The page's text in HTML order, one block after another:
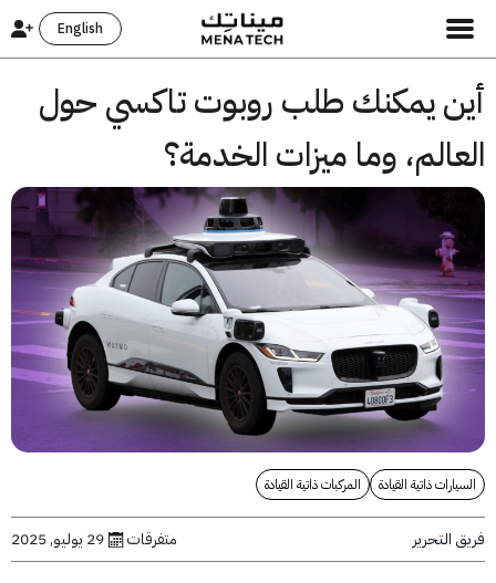
English
يمكنك طلب روبوت تاكسي حول
وما ميزات الخدمة؟
ذاتية القيادة المركبات ذاتية القيادة
متفرقات 29 يوليو, 2025